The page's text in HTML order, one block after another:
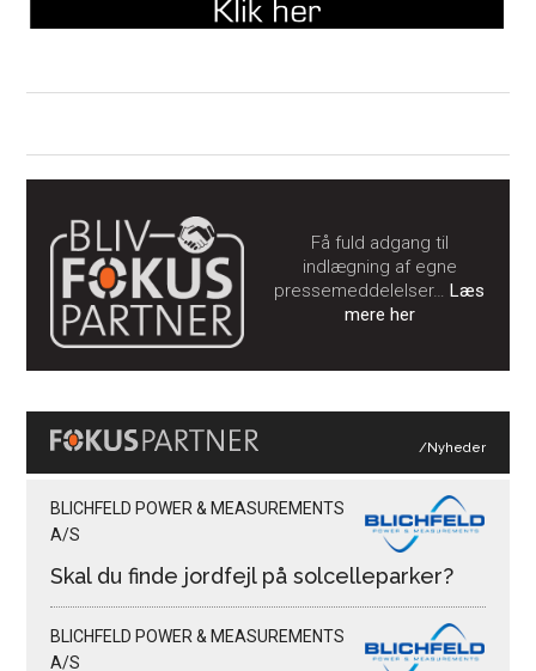
Få fuld adgang til
indlægning af egne
pressemeddelelser…Læs
mere her
/Nyheder
BLICHFELD POWER & MEASUREMENTS
A/S
Skal du finde jordfejl på solcelleparker?
BLICHFELD POWER & MEASUREMENTS
A/S